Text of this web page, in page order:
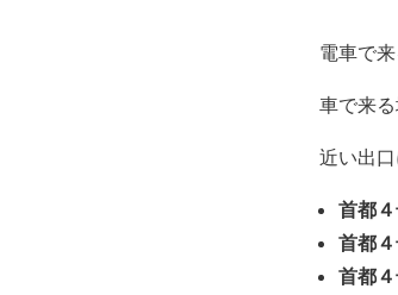
電車で
車で来
近い出口
首都
首都
首都